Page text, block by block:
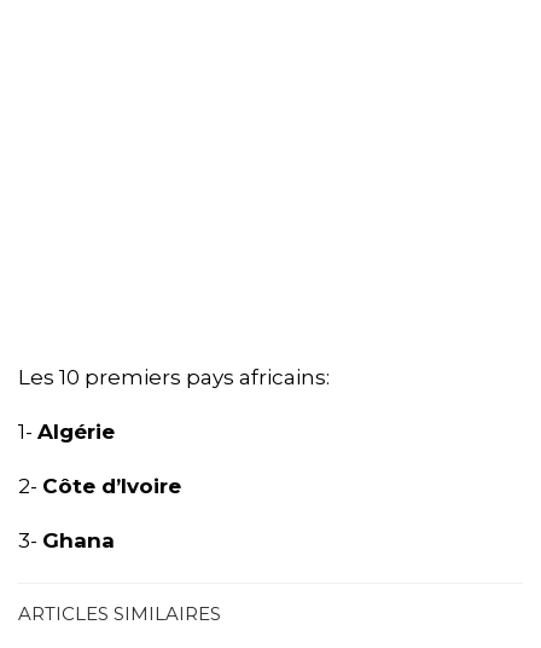
Les 10 premiers pays africains:
1- Algérie
2- Côte d’Ivoire
3- Ghana
ARTICLES SIMILAIRES